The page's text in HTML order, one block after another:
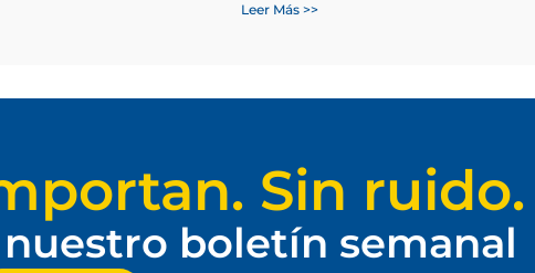
Leer Más >>
Sin ruido.
boletín semanal